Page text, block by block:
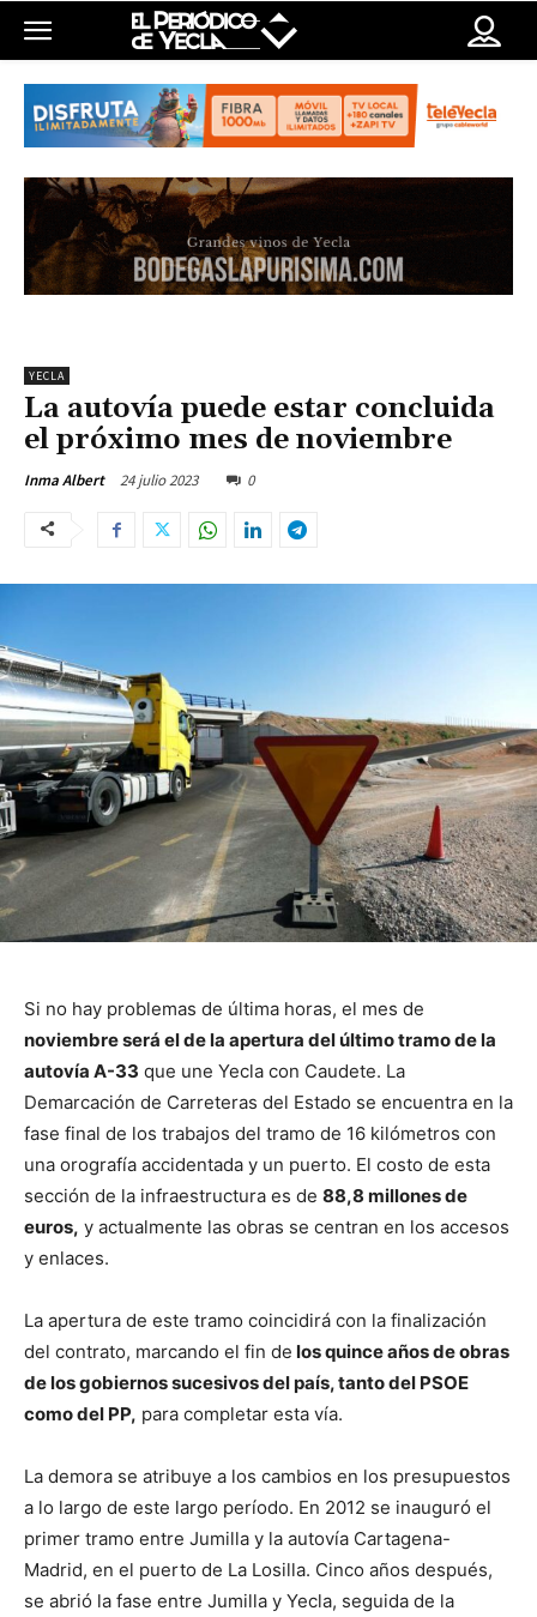
YECLA
La autovía puede estar concluida
el próximo mes de noviembre
Inma Albert 24 julio 2023 0
Si no hay problemas de última horas, el mes de
noviembre será el de la apertura del último tramo de la
autovía A-33 que une Yecla con Caudete. La
Demarcación de Carreteras del Estado se encuentra en la
fase final de los trabajos del tramo de 16 kilómetros con
una orografía accidentada y un puerto. El costo de esta
sección de la infraestructura es de 88,8 millones de
euros, y actualmente las obras se centran en los accesos
y enlaces.
La apertura de este tramo coincidirá con la finalización
del contrato, marcando el fin de los quince años de obras
de los gobiernos sucesivos del país, tanto del PSOE
como del PP, para completar esta vía.
La demora se atribuye a los cambios en los presupuestos
a lo largo de este largo período. En 2012 se inauguró el
primer tramo entre Jumilla y la autovía Cartagena-
Madrid, en el puerto de La Losilla. Cinco años después,
se abrió la fase entre Jumilla y Yecla, seguida de la